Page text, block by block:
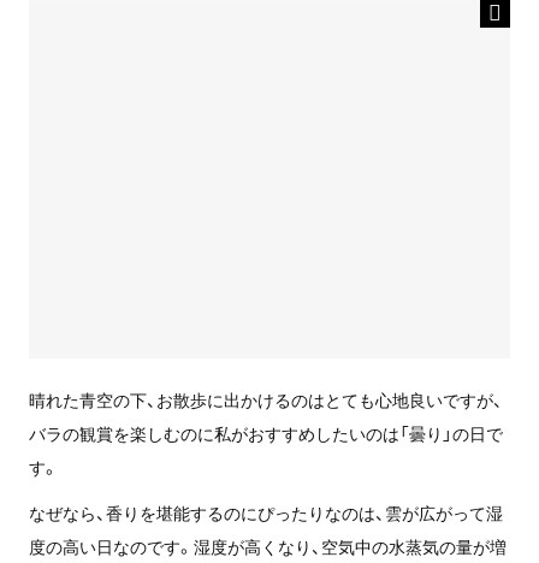
晴れた青空の下、お散歩に出かけるのはとても心地良いですが、
バラの観賞を楽しむのに私がおすすめしたいのは「曇り」の日で
す。
なぜなら、香りを堪能するのにぴったりなのは、雲が広がって湿
度の高い日なのです。湿度が高くなり、空気中の水蒸気の量が増